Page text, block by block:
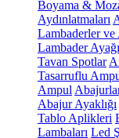
Boyama &
Aydınlatmaları
Lambaderler ve
Lambader Ayağı
Tavan Spotlar
Tasarruflu
Ampul
Abajur Ayaklığı
Tablo Aplikleri
Lambaları Led